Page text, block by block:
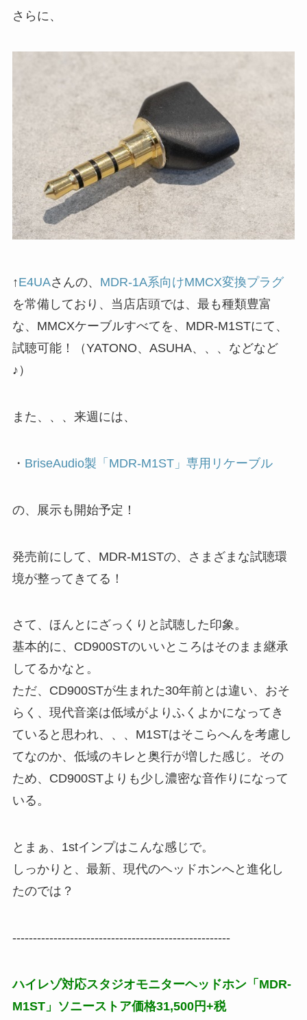
さらに、
↑E4UAさんの、 MDR-1A系向けMMCX変換プラグ
を常備しており、当店店頭では、最も種類豊富
な、MMCXケーブルすべてを、MDR-M1STにて、
試聴可能！（YATONO、ASUHA、、、などなど
♪）
また、、、来週には、
・ BriseAudio製「MDR-M1ST」専用リケーブル
の、展示も開始予定！
発売前にして、MDR-M1STの、さまざまな試聴環
境が整ってきてる！
さて、ほんとにざっくりと試聴した印象。
基本的に、CD900STのいいところはそのまま継承
してるかなと。
ただ、CD900STが生まれた30年前とは違い、おそ
らく、現代音楽は低域がよりふくよかになってき
ていると思われ、、、M1STはそこらへんを考慮し
てなのか、低域のキレと奥行が増した感じ。その
ため、CD900STよりも少し濃密な音作りになって
いる。
とまぁ、1stインプはこんな感じで。
しっかりと、最新、現代のヘッドホンへと進化し
たのでは？
-----------------------------------------------------
ハイレゾ対応スタジオモニターヘッドホン「MDR-
M1ST」ソニーストア価格31,500円+税